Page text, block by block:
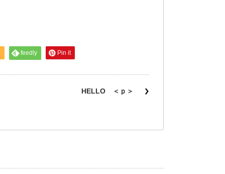
feedly Pin it
HELLO ＜ｐ＞